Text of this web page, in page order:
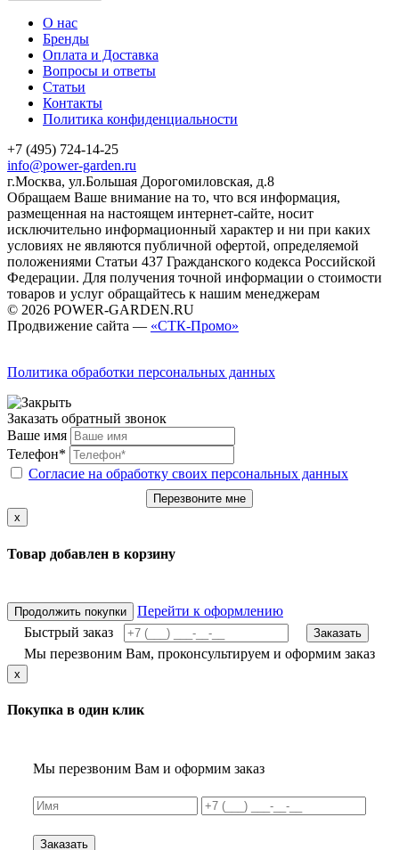
О нас
Бренды
Оплата и Доставка
Вопросы и ответы
Статьи
Контакты
Политика конфиденциальности
+7 (495) 724-14-25
info@power-garden.ru
г.Москва, ул.Большая Дорогомиловская, д.8
Обращаем Ваше внимание на то, что вся информация,
размещенная на настоящем интернет-сайте, носит
исключительно информационный характер и ни при каких
условиях не являются публичной офертой, определяемой
положениями Статьи 437 Гражданского кодекса Российской
Федерации. Для получения точной информации о стоимости
товаров и услуг обращайтесь к нашим менеджерам
© 2026 POWER-GARDEN.RU
Продвижение сайта — «СТК-Промо»
Политика обработки персональных данных
Заказать обратный звонок
Ваше имя
Телефон*
Согласие на обработку своих персональных данных
Перезвоните мне
x
Товар добавлен в корзину
Продолжить покупки
Перейти к оформлению
Быстрый заказ
Заказать
Мы перезвоним Вам, проконсультируем и оформим заказ
x
Покупка в один клик
Мы перезвоним Вам и оформим заказ
Заказать